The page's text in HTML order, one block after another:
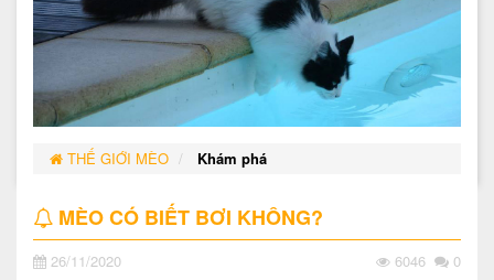
THẾ GIỚI MÈO Khám phá
MÈO CÓ BIẾT BƠI KHÔNG?
26/11/2020 6046 0